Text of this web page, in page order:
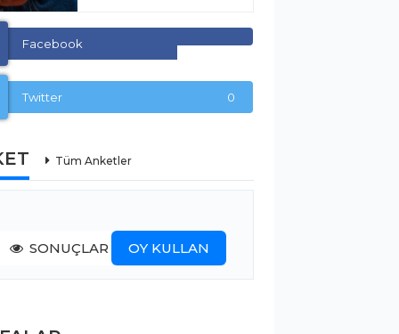
Facebook
Twitter 0
Tüm Anketler
SONUÇLAR OY KULLAN